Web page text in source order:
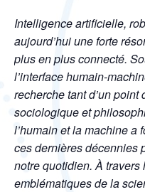
Intelligence artificielle,
aujourd’hui une forte
plus en plus connecté.
l’interface humain-
recherche tant d’un
sociologique et
l’humain et la machine a
ces dernières décennies
notre quotidien. À
emblématiques de la